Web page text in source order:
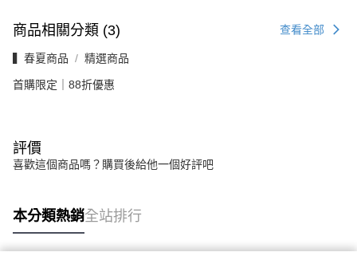
商品相關分類 (3) 查看全部
▍春夏商品 精選商品
首購限定｜88折優惠
評價
喜歡這個商品嗎？購買後給他一個好評吧
本分類熱銷全站排行